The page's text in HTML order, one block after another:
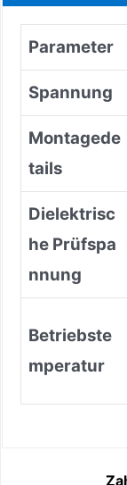
Parameter
Spannung
Montagede
tails
Dielektrisc
he Prüfspa
nnung
Betriebste
mperatur